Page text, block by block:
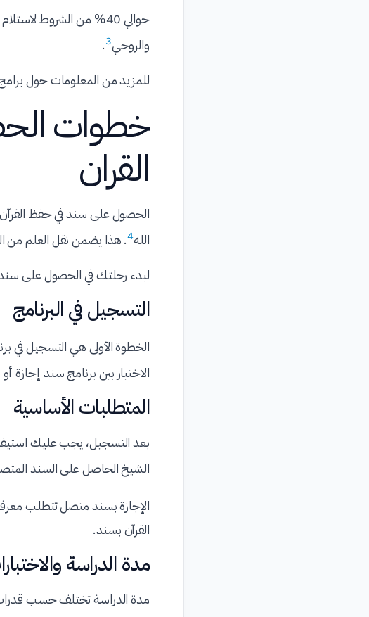
حوالي 40% من الشروط
والروحي3
.
للمزيد من المعلومات حول
خطوات
القران
الحصول على سند في حفظ
الله4. هذا يضمن نقل العلم من
لبدء رحلتك في الحصول على سند
التسجيل في البرنامج
الخطوة الأولى هي التسجيل في
الاختيار بين برنامج سند إجازة
المتطلبات الأساسية
بعد التسجيل، يجب عليك
الشيخ الحاصل على السند
الإجازة بسند متصل تتطلب
القرآن بسند.
مدة الدراسة
مدة الدراسة تختلف حسب قدرات